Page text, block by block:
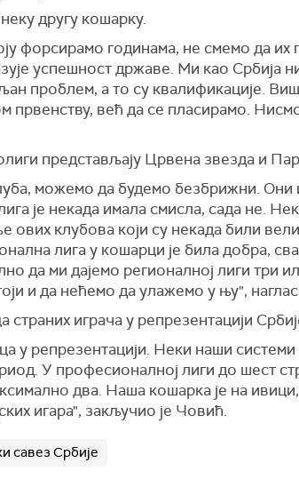
другу кошарку.
форсирамо годинама, не смемо да
успешност државе. Ми као Србија
проблем, а то су квалификације.
првенству, већ да се пласирамо.
представљају Црвена звезда и
можемо да будемо безбрижни. Они
је некада имала смисла, сада не.
ових клубова који су некада били
лига у кошарци је била добра,
да ми дајемо регионалној лиги три
и да нећемо да улажемо у њу",
страних играча у репрезентацији
у репрезентацији. Неки наши
У професионалној лиги до шест
два. Наша кошарка је на ивици,
игара", закључио је Човић.
савез Србије